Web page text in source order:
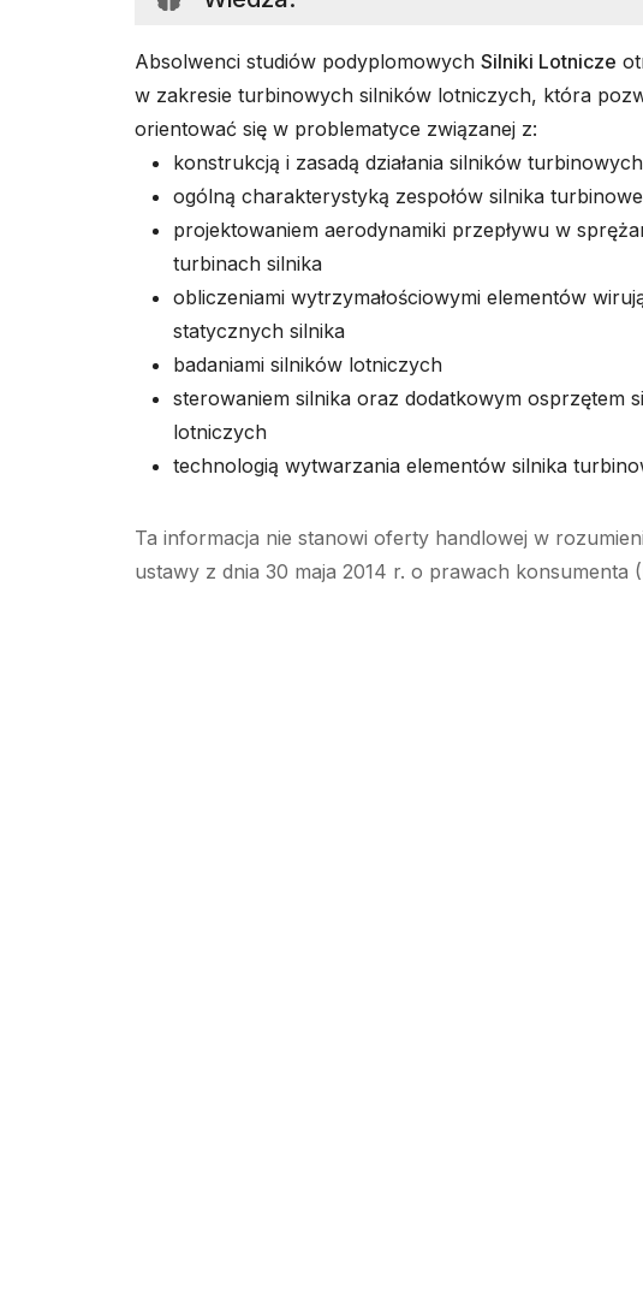
Absolwenci studiów podyplomowych Silniki Lotnicze
w zakresie turbinowych silników lotniczych, która
orientować się w problematyce związanej z:
konstrukcją i zasadą działania silników turbinowych
ogólną charakterystyką zespołów silnika
projektowaniem aerodynamiki przepływu w
turbinach silnika
obliczeniami wytrzymałościowymi elementów
statycznych silnika
badaniami silników lotniczych
sterowaniem silnika oraz dodatkowym osprzętem
lotniczych
technologią wytwarzania elementów silnika
Ta informacja nie stanowi oferty handlowej w
ustawy z dnia 30 maja 2014 r. o prawach konsumenta